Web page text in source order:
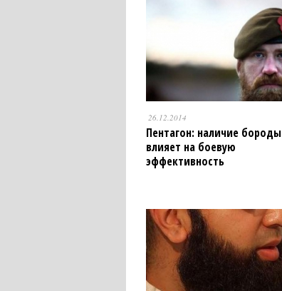
26.12.2014
Пентагон: наличие бороды
влияет на боевую
эффективность